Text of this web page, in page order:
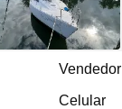
Vendedor
Celular